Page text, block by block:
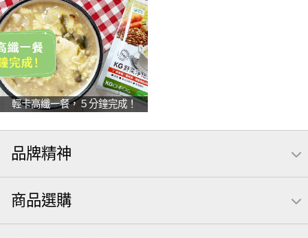
輕卡高纖一餐，５分鐘完成！
品牌精神
商品選購